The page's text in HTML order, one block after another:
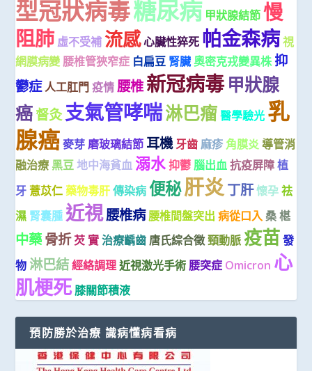
型冠狀病毒糖尿病 甲狀腺結節 慢
阻肺 虛不受補 流感心臟性猝死 帕金森病視
網膜病變 腰椎管狹窄症 白扁豆 腎臟奧密克戎變異株抑
鬱症人工肛門 疫情 腰椎新冠病毒甲狀腺
癌督灸支氣管哮喘淋巴瘤 醫學驗光 乳
腺癌 麥芽 磨玻璃結節 耳機牙齒 麻疹 角膜炎 導管消
融治療 黑豆 地中海貧血 溺水 抑鬱 腦出血 抗疫屏障 植
牙 薏苡仁 藥物毒肝 傳染病 便秘肝炎丁肝懷孕 祛
濕 腎囊腫 近視腰椎病腰椎間盤突出 病從口入桑 椹
中藥骨折芡 實 治療齲齒 唐氏綜合徵頸動脈 疫苗 發
物 淋巴結 經絡調理近視激光手術 腰突症 Omicron 心
肌梗死膝關節積液
預防勝於治療 識病懂病看病